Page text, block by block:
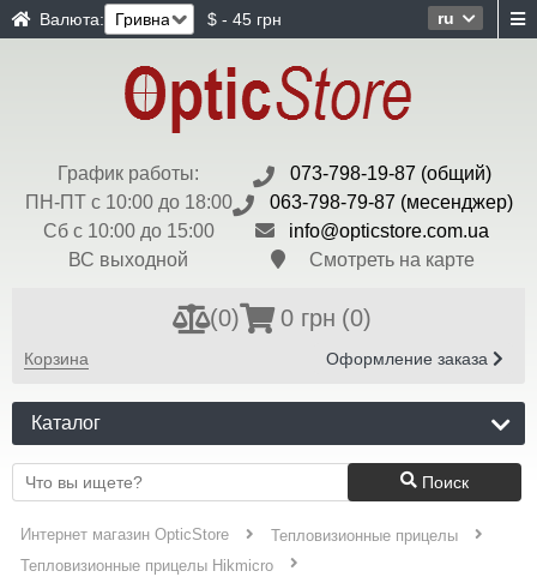
ru
Валюта: $ - 45 грн
График работы:
ПН-ПТ с 10:00 до 18:00
Сб с 10:00 до 15:00
ВС выходной
073-798-19-87 (общий)
063-798-79-87 (месенджер)
info@opticstore.com.ua
Смотреть на карте
(0) 0 грн (0)
Корзина Оформление заказа
Каталог
Поиск
Интернет магазин OpticStore
Тепловизионные прицелы
Тепловизионные прицелы Hikmicro